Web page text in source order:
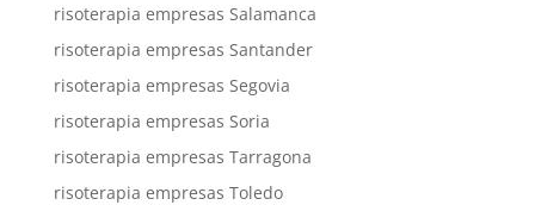
risoterapia empresas Salamanca
risoterapia empresas Santander
risoterapia empresas Segovia
risoterapia empresas Soria
risoterapia empresas Tarragona
risoterapia empresas Toledo